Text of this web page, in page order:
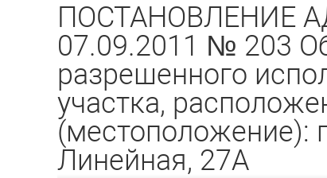
ПОСТАНОВЛЕНИЕ
07.09.2011 № 203
разрешенного
участка,
(местоположение):
Линейная, 27А